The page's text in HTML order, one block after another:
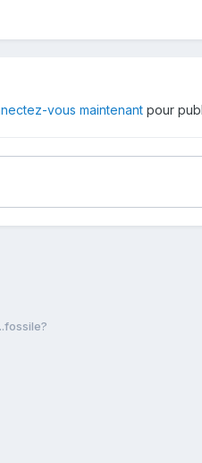
vous maintenant pour